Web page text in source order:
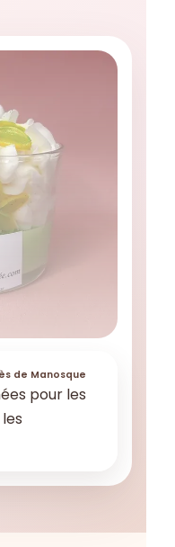
de Manosque
pour les